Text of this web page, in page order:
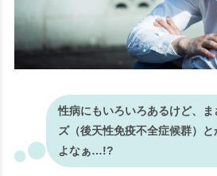
性病にもいろいろあるけど、
ズ（後天性免疫不全症候群）
よなぁ…!?